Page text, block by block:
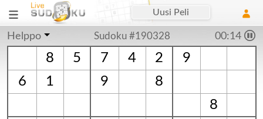
Uusi Peli
Helppo Sudoku #190328 00:15
8 5 7 4 2
9
6
1 9
8
8